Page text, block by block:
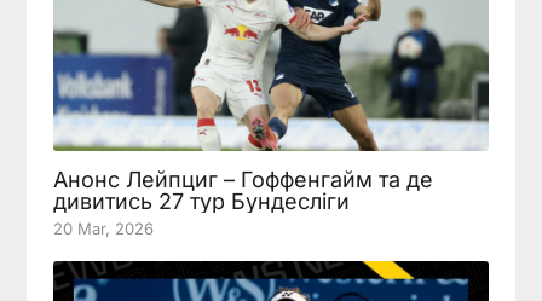
Анонс Лейпциг – Гоффенгайм та де
дивитись 27 тур Бундесліги
20 Mar, 2026